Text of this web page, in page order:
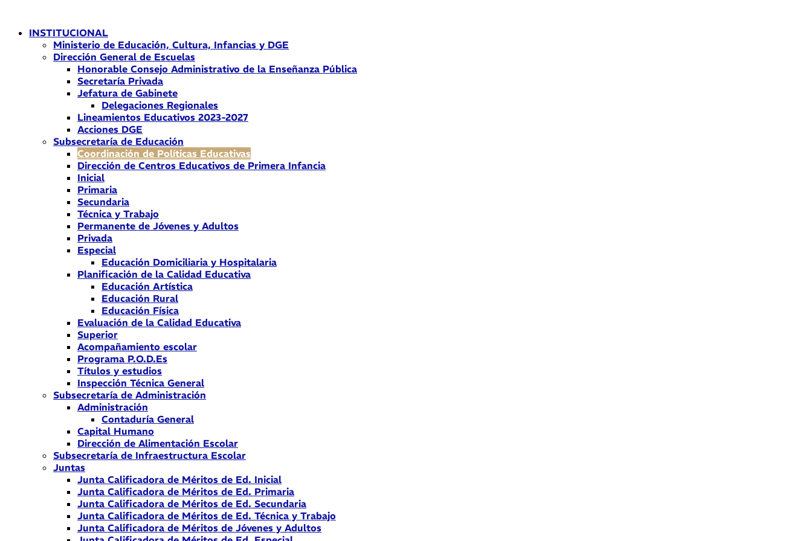
contenidoINSTITUCIONAL
Ministerio de Educación, Cultura, Infancias y DGE
Dirección General de Escuelas
Honorable Consejo Administrativo de la Enseñanza Pública
Secretaría Privada
Jefatura de Gabinete
Delegaciones Regionales
Lineamientos Educativos 2023-2027
Acciones DGE
Subsecretaría de Educación
Coordinación de Políticas Educativas
Dirección de Centros Educativos de Primera Infancia
Inicial
Primaria
Secundaria
Técnica y Trabajo
Permanente de Jóvenes y Adultos
Privada
Especial
Educación Domiciliaria y Hospitalaria
Planificación de la Calidad Educativa
Educación Artística
Educación Rural
Educación Física
Evaluación de la Calidad Educativa
Superior
Acompañamiento escolar
Programa P.O.D.Es
Títulos y estudios
Inspección Técnica General
Subsecretaría de Administración
Administración
Contaduría General
Capital Humano
Dirección de Alimentación Escolar
Subsecretaría de Infraestructura Escolar
Juntas
Junta Calificadora de Méritos de Ed. Inicial
Junta Calificadora de Méritos de Ed. Primaria
Junta Calificadora de Méritos de Ed. Secundaria
Junta Calificadora de Méritos de Ed. Técnica y Trabajo
Junta Calificadora de Méritos de Jóvenes y Adultos